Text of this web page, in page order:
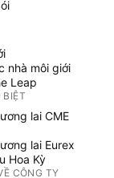
nhà môi giới
Leap
lai CME
lai Eurex
Hoa Kỳ
CÔNG TY